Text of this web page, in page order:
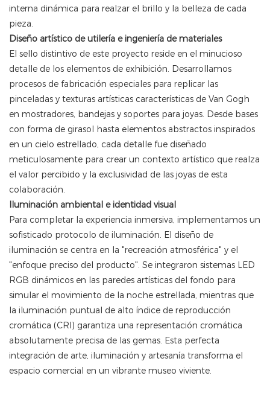
interna dinámica para realzar el brillo y la belleza de cada
pieza.
Diseño artístico de utilería e ingeniería de materiales
El sello distintivo de este proyecto reside en el minucioso
detalle de los elementos de exhibición. Desarrollamos
procesos de fabricación especiales para replicar las
pinceladas y texturas artísticas características de Van Gogh
en mostradores, bandejas y soportes para joyas. Desde bases
con forma de girasol hasta elementos abstractos inspirados
en un cielo estrellado, cada detalle fue diseñado
meticulosamente para crear un contexto artístico que realza
el valor percibido y la exclusividad de las joyas de esta
colaboración.
Iluminación ambiental e identidad visual
Para completar la experiencia inmersiva, implementamos un
sofisticado protocolo de iluminación. El diseño de
iluminación se centra en la "recreación atmosférica" ​​y el
"enfoque preciso del producto". Se integraron sistemas LED
RGB dinámicos en las paredes artísticas del fondo para
simular el movimiento de la noche estrellada, mientras que
la iluminación puntual de alto índice de reproducción
cromática (CRI) garantiza una representación cromática
absolutamente precisa de las gemas. Esta perfecta
integración de arte, iluminación y artesanía transforma el
espacio comercial en un vibrante museo viviente.